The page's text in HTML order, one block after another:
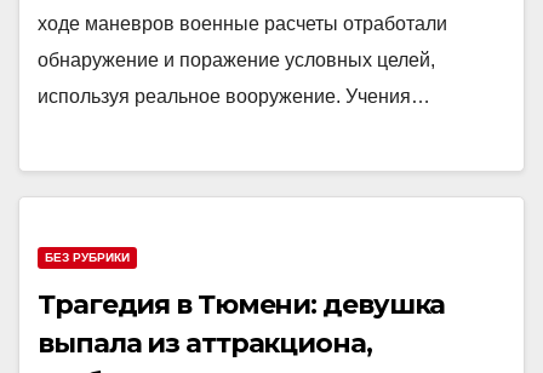
ходе маневров военные расчеты отработали
обнаружение и поражение условных целей,
используя реальное вооружение. Учения…
БЕЗ РУБРИКИ
Трагедия в Тюмени: девушка
выпала из аттракциона,